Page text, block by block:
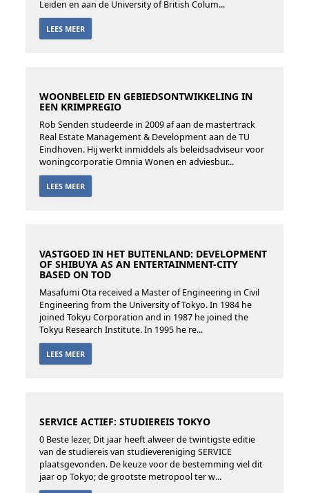
Leiden en aan de University of British Colum...
LEES MEER
WOONBELEID EN GEBIEDSONTWIKKELING IN
EEN KRIMPREGIO
Rob Senden studeerde in 2009 af aan de mastertrack
Real Estate Management & Development aan de TU
Eindhoven. Hij werkt inmiddels als beleidsadviseur voor
woningcorporatie Omnia Wonen en adviesbur...
LEES MEER
VASTGOED IN HET BUITENLAND: DEVELOPMENT
OF SHIBUYA AS AN ENTERTAINMENT-CITY
BASED ON TOD
Masafumi Ota received a Master of Engineering in Civil
Engineering from the University of Tokyo. In 1984 he
joined Tokyu Corporation and in 1987 he joined the
Tokyu Research Institute. In 1995 he re...
LEES MEER
SERVICE ACTIEF: STUDIEREIS TOKYO
0 Beste lezer, Dit jaar heeft alweer de twintigste editie
van de studiereis van studievereniging SERVICE
plaatsgevonden. De keuze voor de bestemming viel dit
jaar op Tokyo; de grootste metropool ter w...